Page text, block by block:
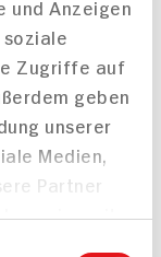
und Anzeigen
Zugriffe auf
geben
unserer
Medien,
Partner
mit
p. Portion